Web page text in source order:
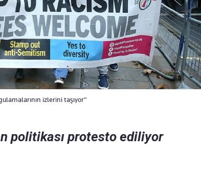
izlerini taşıyor"
politikası protesto ediliyor